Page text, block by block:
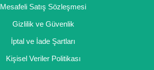
Mesafeli Satış Sözleşmesi
Gizlilik ve Güvenlik
İptal ve İade Şartları
Kişisel Veriler Politikası